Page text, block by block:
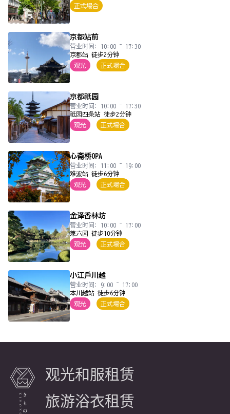
正式場合
京都站前
营业时间: 10:00 ~ 17:30
京都站 徒步2分钟
观光
正式場合
京都祇园
营业时间: 10:00 ~ 17:30
祇园四条站 徒步2分钟
观光
正式場合
心斋桥OPA
营业时间: 11:00 ~ 19:00
难波站 徒步6分钟
观光
正式場合
金泽香林坊
营业时间: 10:00 ~ 17:00
兼六园 徒步10分钟
观光
正式場合
小江戶川越
营业时间: 9:00 ~ 17:00
本川越站 徒步6分钟
观光
正式場合
观光和服租赁
旅游浴衣租赁